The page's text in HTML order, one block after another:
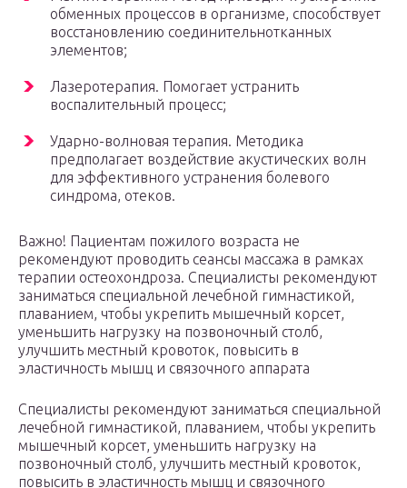
обменных процессов в организме, способствует
восстановлению соединительнотканных
элементов;
Лазеротерапия. Помогает устранить
воспалительный процесс;
Ударно-волновая терапия. Методика
предполагает воздействие акустических волн
для эффективного устранения болевого
синдрома, отеков.
Важно! Пациентам пожилого возраста не
рекомендуют проводить сеансы массажа в рамках
терапии остеохондроза. Специалисты рекомендуют
заниматься специальной лечебной гимнастикой,
плаванием, чтобы укрепить мышечный корсет,
уменьшить нагрузку на позвоночный столб,
улучшить местный кровоток, повысить в
эластичность мышц и связочного аппарата
Специалисты рекомендуют заниматься специальной
лечебной гимнастикой, плаванием, чтобы укрепить
мышечный корсет, уменьшить нагрузку на
позвоночный столб, улучшить местный кровоток,
повысить в эластичность мышц и связочного